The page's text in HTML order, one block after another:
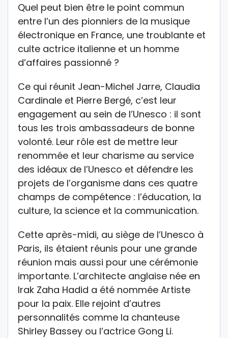
Quel peut bien être le point commun
entre l’un des pionniers de la musique
électronique en France, une troublante et
culte actrice italienne et un homme
d’affaires passionné ?
Ce qui réunit Jean-Michel Jarre, Claudia
Cardinale et Pierre Bergé, c’est leur
engagement au sein de l’Unesco : il sont
tous les trois ambassadeurs de bonne
volonté. Leur rôle est de mettre leur
renommée et leur charisme au service
des idéaux de l’Unesco et défendre les
projets de l’organisme dans ces quatre
champs de compétence : l’éducation, la
culture, la science et la communication.
Cette après-midi, au siège de l’Unesco à
Paris, ils étaient réunis pour une grande
réunion mais aussi pour une cérémonie
importante. L’architecte anglaise née en
Irak Zaha Hadid a été nommée Artiste
pour la paix. Elle rejoint d’autres
personnalités comme la chanteuse
Shirley Bassey ou l’actrice Gong Li.